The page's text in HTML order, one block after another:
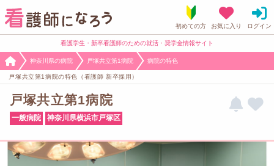
看護学生・新卒看護師のための就活・奨学金情報サイト
神奈川県の病院 戸塚共立第1病院 病院の特色
戸塚共立第1病院の特色（看護師 新卒採用）
戸塚共立第1病院
一般病院 神奈川県横浜市戸塚区